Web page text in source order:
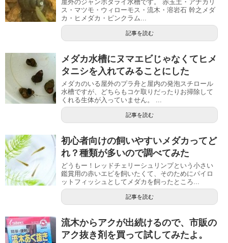
屋外のジャンボタライ水槽です。 赤玉土・アナカリ
ス・マツモ・ウィローモス・流木・溶岩石 幹之メダ
カ・ヒメダカ・ピンクラム...
記事を読む
メダカ水槽にヌマエビじゃなくてヒメ
タニシを入れてみることにした
メダカのいる屋外のプラ舟と屋内の発泡スチロール
水槽ですが、どちらもコケ取りだったりお掃除して
くれる生体が入っていません。 ...
記事を読む
初心者向けの飼いやすいメダカってど
れ？種類が多いので調べてみた
どうもー！レッドチェリーシュリンプという小さい
鑑賞用の赤いエビを飼いたくて、そのためにパイロ
ットフィッシュとしてメダカを飼ったところ...
記事を読む
流木からアクが出続けるので、市販の
アク抜き剤を買って試してみたよ。